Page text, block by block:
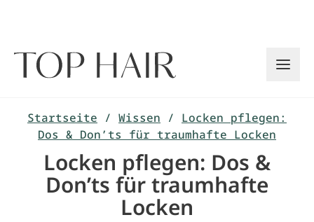
Startseite / Wissen / Locken pflegen:
Dos & Don’ts für traumhafte Locken
Locken pflegen: Dos &
Don’ts für traumhafte
Locken